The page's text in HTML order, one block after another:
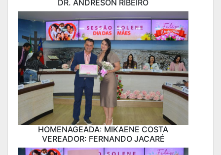
DR. ANDRESON RIBEIRO
HOMENAGEADA: MIKAENE COSTA
VEREADOR: FERNANDO JACARÉ